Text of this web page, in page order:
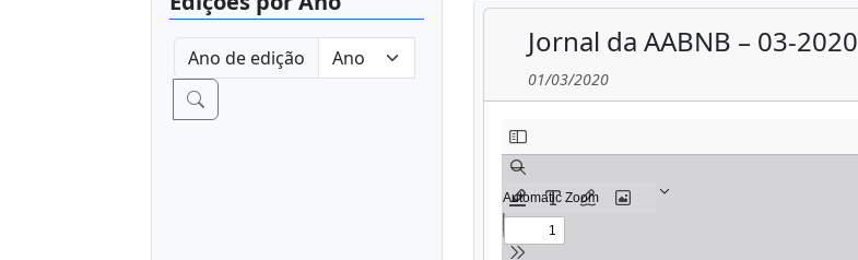
Ano de edição Jornal da AABNB – 03-2020
01/03/2020